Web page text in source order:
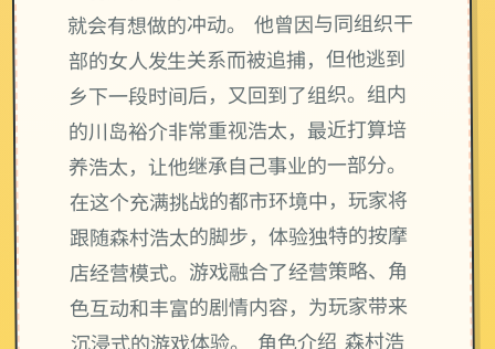
就会有想做的冲动。 他曾因与同组织干
部的女人发生关系而被追捕，但他逃到
乡下一段时间后，又回到了组织。组内
的川岛裕介非常重视浩太，最近打算培
养浩太，让他继承自己事业的一部分。
在这个充满挑战的都市环境中，玩家将
跟随森村浩太的脚步，体验独特的按摩
店经营模式。游戏融合了经营策略、角
色互动和丰富的剧情内容，为玩家带来